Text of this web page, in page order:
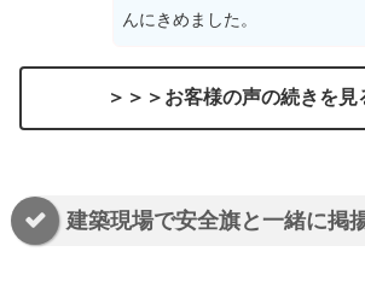
んにきめました。
＞＞＞お客様の声の続きを見
建築現場で安全旗と一緒に掲